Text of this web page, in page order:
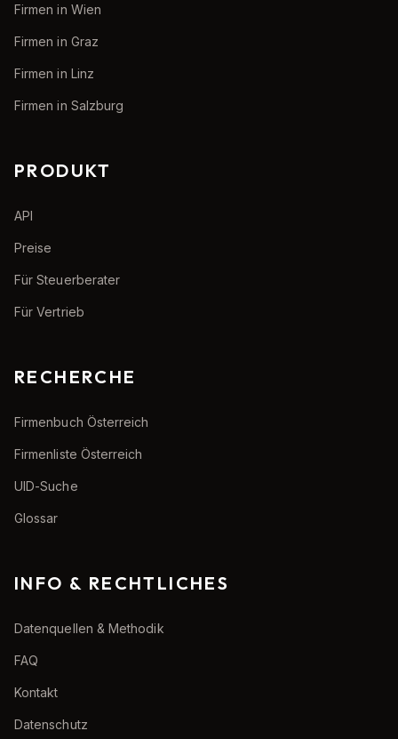
Firmen in Wien
Firmen in Graz
Firmen in Linz
Firmen in Salzburg
PRODUKT
API
Preise
Für Steuerberater
Für Vertrieb
RECHERCHE
Firmenbuch Österreich
Firmenliste Österreich
UID-Suche
Glossar
INFO & RECHTLICHES
Datenquellen & Methodik
FAQ
Kontakt
Datenschutz